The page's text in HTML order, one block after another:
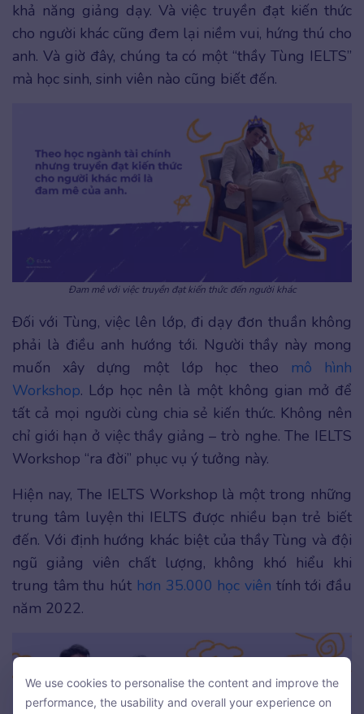
khả năng giảng dạy. Và việc truyền đạt kiến thức
cho người khác cũng đem lại niềm vui, hứng thú cho
anh. Và giờ đây, chúng ta có một “thầy Tùng IELTS”
mà học sinh, sinh viên nào cũng biết đến.
Đam mê với việc truyền đạt kiến thức đến người khác
Đối với Tùng, việc lên lớp, đi dạy đơn thuần không
phải là điều anh hướng tới. Người thầy này mong
muốn xây dựng một lớp học theo mô hình
Workshop. Lớp học nên là một không gian mở để
tất cả mọi người cùng chia sẻ kiến thức. Không nên
chỉ giới hạn ở việc thầy giảng – trò nghe. The IELTS
Workshop “ra đời” phục vụ ý tưởng này.
Hiện nay, The IELTS Workshop là một trong những
trung tâm luyện thi IELTS được nhiều bạn trẻ biết
đến. Với định hướng khác biệt của thầy Tùng và đội
ngũ giảng viên chất lượng, không khó hiểu khi
trung tâm thu hút hơn 35.000 học viên tính tới đầu
năm 2022.
We use cookies to personalise the content and improve the
We use cookies to personalise the content and improve the
performance, the usability and overall your experience on